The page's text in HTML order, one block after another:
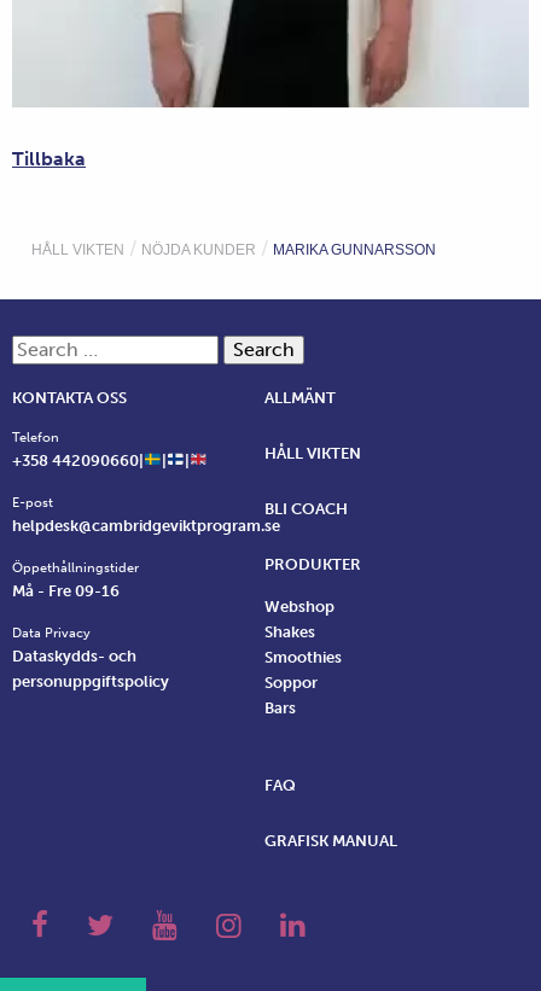
HÅLL VIKTEN / NÖJDA KUNDER / MARIKA GUNNARSSON
Tillbaka
Search for:
KONTAKTA OSS
Telefon
+358 442090660|
E-post
helpdesk@cambridgeviktprogram.se
Öppethållningstider
Må - Fre 09-16
Data Privacy
Dataskydds- och
personuppgiftspolicy
ALLMÄNT
HÅLL VIKTEN
BLI COACH
PRODUKTER
Webshop
Shakes
Smoothies
Soppor
Bars
FAQ
GRAFISK MANUAL